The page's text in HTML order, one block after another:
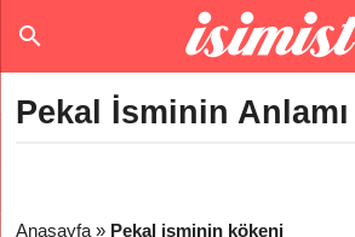
Pekal İsminin
Anasayfa » Pekal isminin kökeni